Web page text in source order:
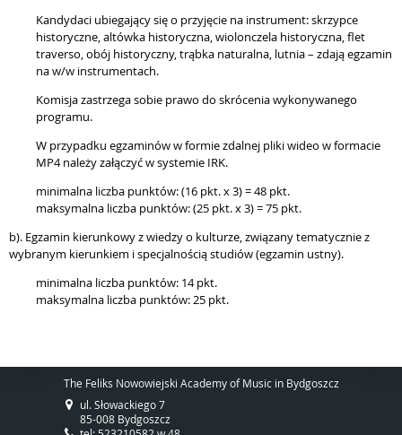
Kandydaci ubiegający się o przyjęcie na instrument: skrzypce
historyczne, altówka historyczna, wiolonczela historyczna, flet
traverso, obój historyczny, trąbka naturalna, lutnia – zdają egzamin
na w/w instrumentach.
Komisja zastrzega sobie prawo do skrócenia wykonywanego
programu.
W przypadku egzaminów w formie zdalnej pliki wideo w formacie
MP4 należy załączyć w systemie IRK.
minimalna liczba punktów: (16 pkt. x 3) = 48 pkt.
maksymalna liczba punktów: (25 pkt. x 3) = 75 pkt.
b). Egzamin kierunkowy z wiedzy o kulturze, związany tematycznie z
wybranym kierunkiem i specjalnością studiów (egzamin ustny).
minimalna liczba punktów: 14 pkt.
maksymalna liczba punktów: 25 pkt.
The Feliks Nowowiejski Academy of Music in Bydgoszcz
ul. Słowackiego 7
85-008 Bydgoszcz